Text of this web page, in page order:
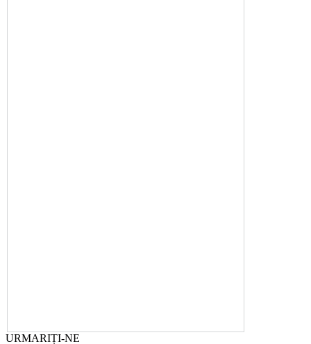
URMARIȚI-NE